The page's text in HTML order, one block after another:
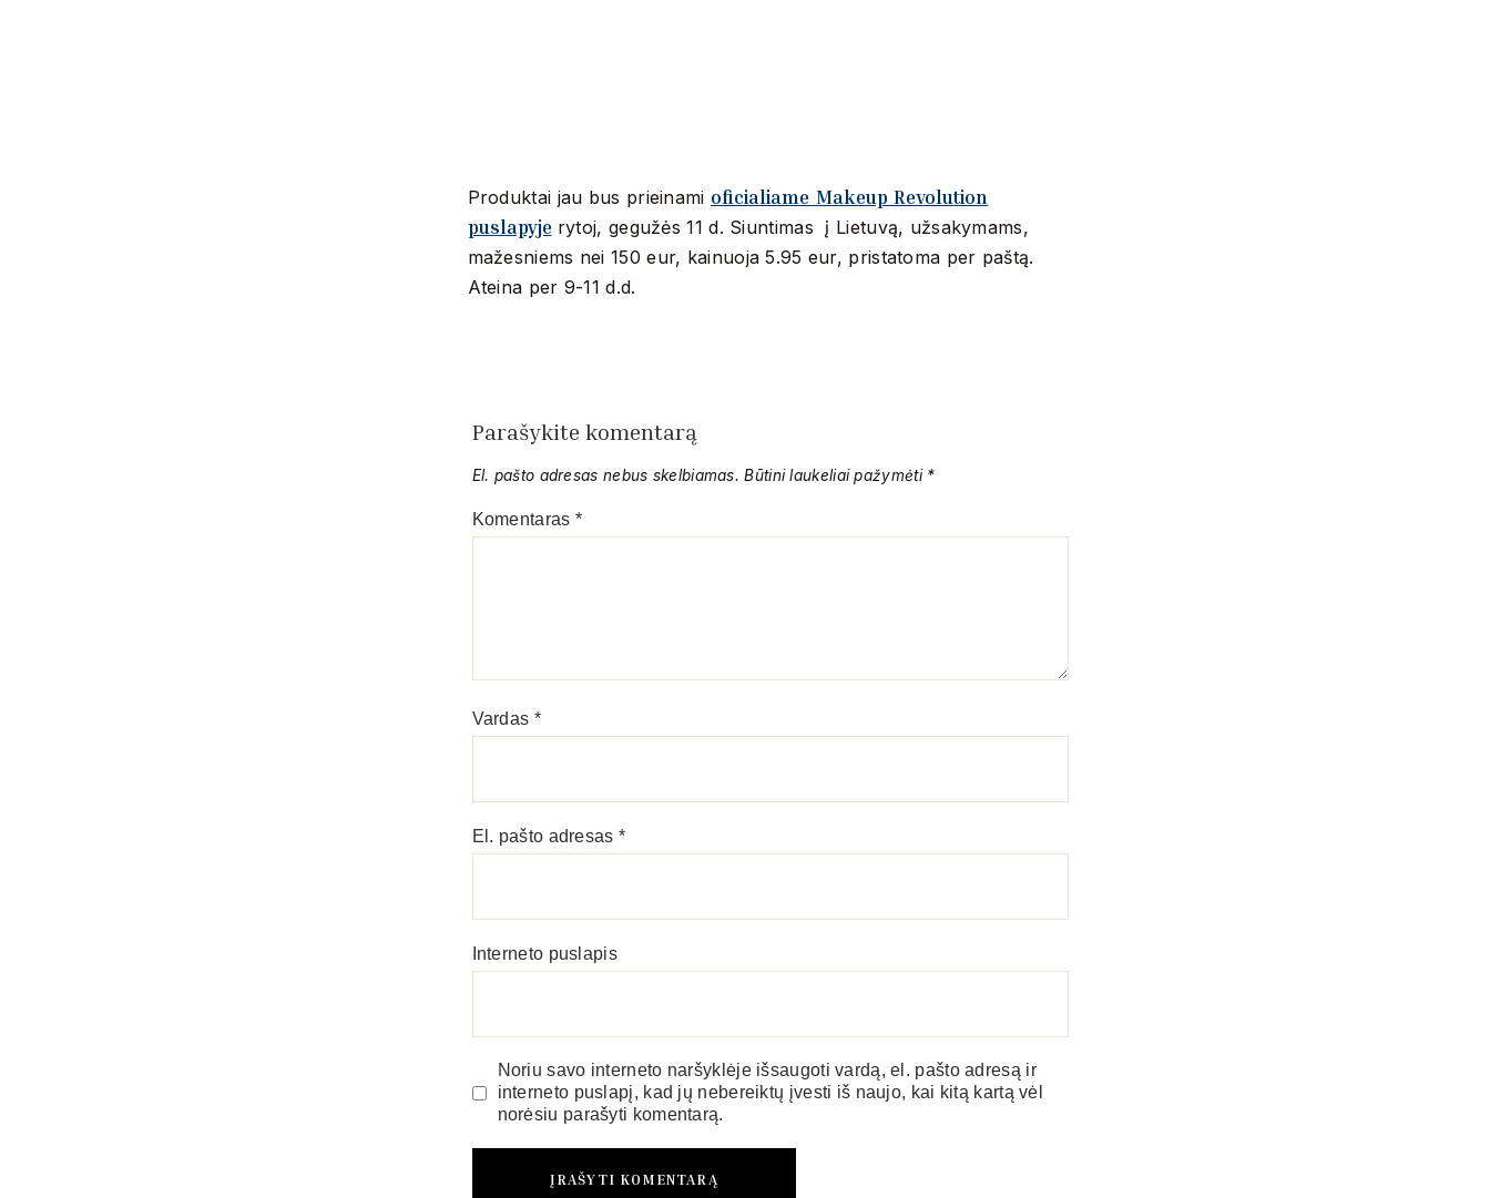
Produktai jau bus prieinami oficialiame Makeup Revolution
puslapyje rytoj, gegužės 11 d. Siuntimas į Lietuvą, užsakymams,
mažesniems nei 150 eur, kainuoja 5.95 eur, pristatoma per paštą.
Ateina per 9-11 d.d.
Parašykite komentarą
El. pašto adresas nebus skelbiamas. Būtini laukeliai pažymėti *
Komentaras *
Vardas *
El. pašto adresas *
Interneto puslapis
Noriu savo interneto naršyklėje išsaugoti vardą, el. pašto adresą ir
interneto puslapį, kad jų nebereiktų įvesti iš naujo, kai kitą kartą vėl
norėsiu parašyti komentarą.